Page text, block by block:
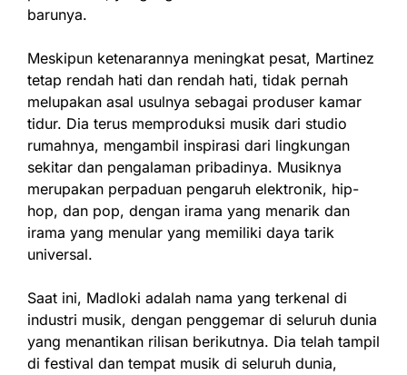
barunya.
Meskipun ketenarannya meningkat pesat, Martinez
tetap rendah hati dan rendah hati, tidak pernah
melupakan asal usulnya sebagai produser kamar
tidur. Dia terus memproduksi musik dari studio
rumahnya, mengambil inspirasi dari lingkungan
sekitar dan pengalaman pribadinya. Musiknya
merupakan perpaduan pengaruh elektronik, hip-
hop, dan pop, dengan irama yang menarik dan
irama yang menular yang memiliki daya tarik
universal.
Saat ini, Madloki adalah nama yang terkenal di
industri musik, dengan penggemar di seluruh dunia
yang menantikan rilisan berikutnya. Dia telah tampil
di festival dan tempat musik di seluruh dunia,